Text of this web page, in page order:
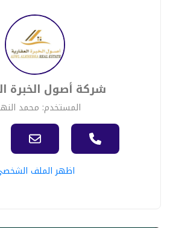
شركة أصول الخبرة
المستخدم: محمد
اظهر الملف